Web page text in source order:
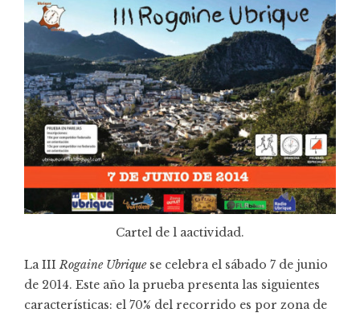
Cartel de l aactividad.
La III Rogaine Ubriquese celebra el sábado 7 de junio
de 2014. Este año la prueba presenta las siguientes
características: el 70% del recorrido es por zona de